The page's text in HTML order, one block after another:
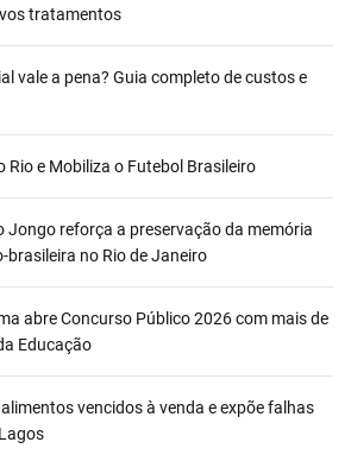
tratamentos
vale a pena? Guia completo de custos e
Rio e Mobiliza o Futebol Brasileiro
Jongo reforça a preservação da memória
brasileira no Rio de Janeiro
abre Concurso Público 2026 com mais de
Educação
vencidos à venda e expõe falhas